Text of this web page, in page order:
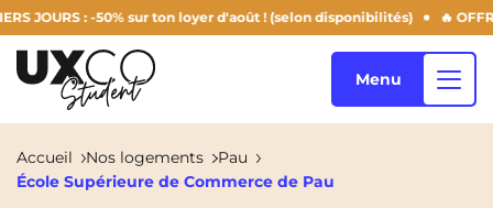
JOURS : -50% sur ton loyer d'août ! (selon disponibilités) 🔥
Menu
Accueil Nos logements
Pau
École Supérieure de Commerce de Pau